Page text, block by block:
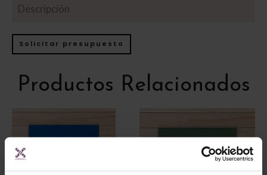
Descripción
Solicitar presupuesto
Productos Relacionados